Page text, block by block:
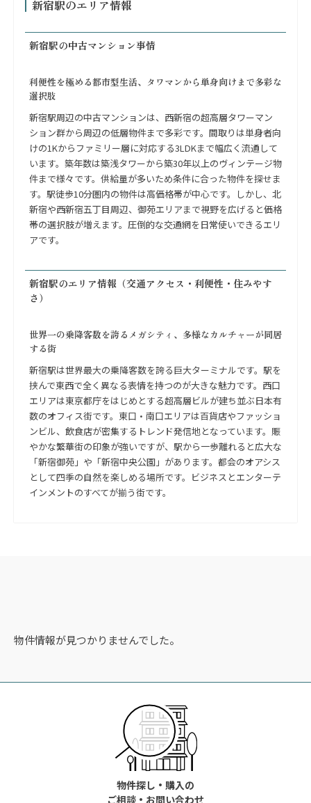
新宿駅のエリア情報
新宿駅の中古マンション事情
利便性を極める都市型生活、タワマンから単身向けまで多彩な
選択肢
新宿駅周辺の中古マンションは、西新宿の超高層タワーマン
ション群から周辺の低層物件まで多彩です。間取りは単身者向
けの1Kからファミリー層に対応する3LDKまで幅広く流通して
います。築年数は築浅タワーから築30年以上のヴィンテージ物
件まで様々です。供給量が多いため条件に合った物件を探せま
す。駅徒歩10分圏内の物件は高価格帯が中心です。しかし、北
新宿や西新宿五丁目周辺、御苑エリアまで視野を広げると価格
帯の選択肢が増えます。圧倒的な交通網を日常使いできるエリ
アです。
新宿駅のエリア情報（交通アクセス・利便性・住みやす
さ）
世界一の乗降客数を誇るメガシティ、多様なカルチャーが同居
する街
新宿駅は世界最大の乗降客数を誇る巨大ターミナルです。駅を
挟んで東西で全く異なる表情を持つのが大きな魅力です。西口
エリアは東京都庁をはじめとする超高層ビルが建ち並ぶ日本有
数のオフィス街です。東口・南口エリアは百貨店やファッショ
ンビル、飲食店が密集するトレンド発信地となっています。賑
やかな繁華街の印象が強いですが、駅から一歩離れると広大な
「新宿御苑」や「新宿中央公園」があります。都会のオアシス
として四季の自然を楽しめる場所です。ビジネスとエンターテ
インメントのすべてが揃う街です。
物件情報が見つかりませんでした。
物件探し・購入の
ご相談・お問い合わせ